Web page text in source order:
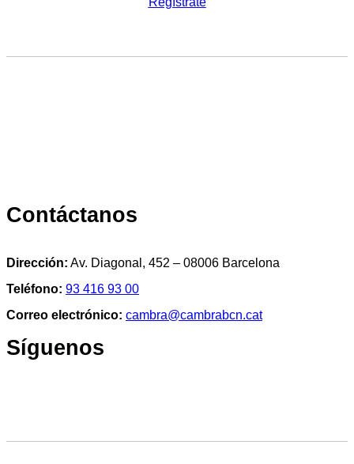
Contáctanos
Dirección: Av. Diagonal, 452 – 08006 Barcelona
Teléfono: 93 416 93 00
Correo electrónico: cambra@cambrabcn.cat
Síguenos